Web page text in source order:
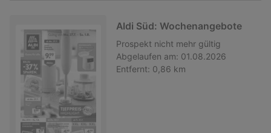
Aldi Süd: Wochenangebote
Prospekt nicht mehr gültig
Abgelaufen am: 01.08.2026
Entfernt: 0,86 km